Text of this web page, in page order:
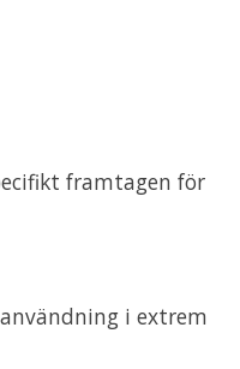
framtagen för
i extrem